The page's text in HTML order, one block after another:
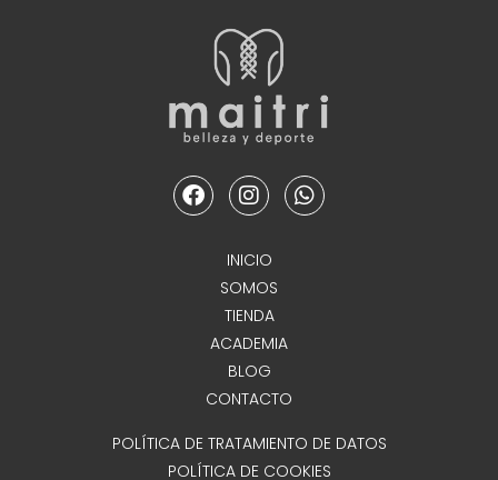
F
a
I
n
t
a
g
r
a
m
W
h
INICIO
SOMOS
TIENDA
ACADEMIA
BLOG
CONTACTO
POLÍTICA DE TRATAMIENTO DE DATOS
POLÍTICA DE COOKIES